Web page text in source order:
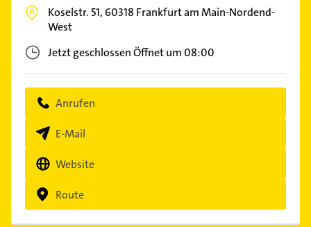
Koselstr. 51, 60318 Frankfurt am Main-Nordend-
West
Jetzt geschlossenÖffnet um 08:00
Anrufen
E-Mail
Website
Route